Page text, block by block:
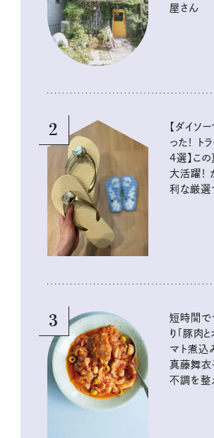
屋さん
2
【ダイソ
った！ ト
4選】こ
大活躍！
利な厳選
3
短時間で
り「豚肉
マト煮込
真藤舞衣
不調を整